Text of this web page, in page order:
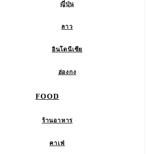
ญี่ปุ่น
ลาว
อินโดนีเซีย
ฮ่องกง
FOOD
ร้านอาหาร
คาเฟ่